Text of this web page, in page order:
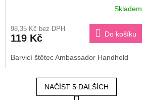
produktu
je
z
hvězdiček.
Skladem
98,35 Kč bez DPH
119 Kč Do košíku
Barvicí štětec Ambassador Handheld
NAČÍST 5 DALŠÍCH